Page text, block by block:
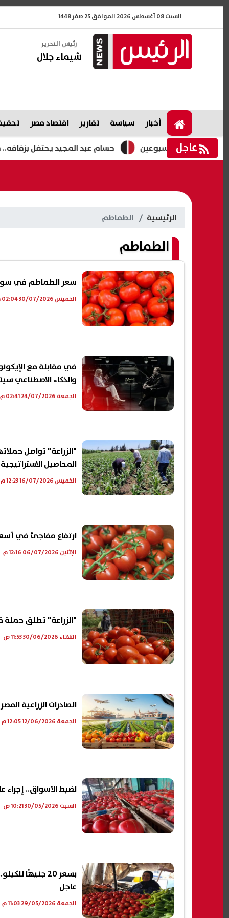
السبت 08 أغسطس 2026 الموافق 25 صفر 1448
رئيس التحرير
شيماء جلال
أخبار سياسة تقارير اقتصاد مصر
عاجل حسام عبد المجيد يحتفل بزفافه.. أسبوعين
الرئيسية الطماطم
الطماطم
سعر الطماطم في سوق
الخميس 30/07/2026 02:04 م
والذكاء الاصطناعي
الجمعة 24/07/2026 02:41 م
"الزراعة" تواصل
المحاصيل الاستراتيجية
الخميس 16/07/2026 12:23 م
ارتفاع مفاجئ في
الإثنين 06/07/2026 12:16 م
"الزراعة" تطلق
الثلاثاء 30/06/2026 11:53 ص
الصادرات الزراعية المصرية تتخطى 5 ملايين
الجمعة 12/06/2026 12:05 م
لضبط الأسواق.. إجراء
السبت 30/05/2026 10:21 ص
بسعر 20
عاجل
الجمعة 29/05/2026 11:03 م